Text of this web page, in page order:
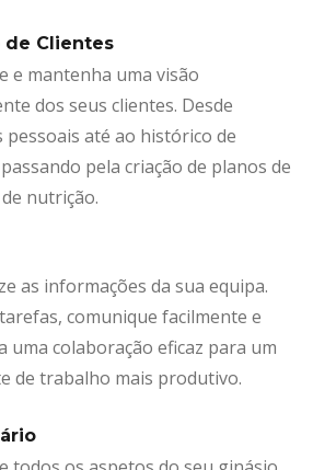
de Clientes
e mantenha uma visão
dos seus clientes. Desde
pessoais até ao histórico de
pela criação de planos de
nutrição.
as informações da sua equipa.
comunique facilmente e
uma colaboração eficaz para um
de trabalho mais produtivo.